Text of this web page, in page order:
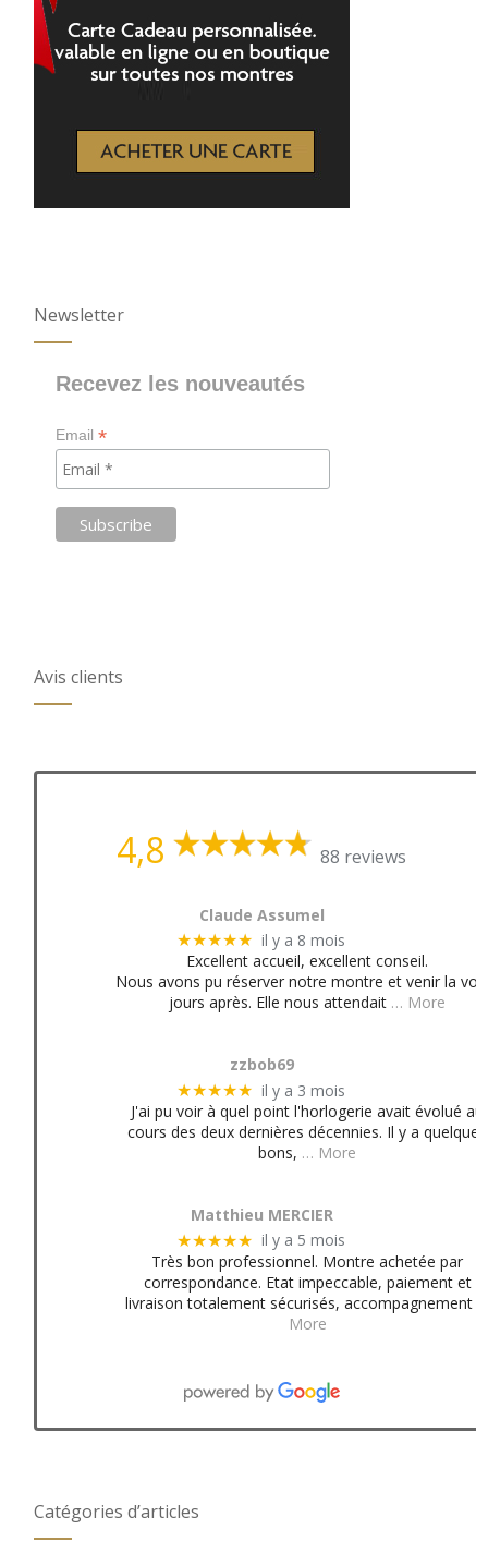
Newsletter
Recevez les nouveautés
Email*
Avis clients
4,8 88 reviews
Claude Assumel
★★★★★ il y a 8 mois
Excellent accueil, excellent conseil.
Nous avons pu réserver notre montre et venir la
jours après. Elle nous attendait … More
zzbob69
★★★★★ il y a 3 mois
J'ai pu voir à quel point l'horlogerie avait évolué au
cours des deux dernières décennies. Il y a quelques
bons, … More
Matthieu MERCIER
★★★★★ il y a 5 mois
Très bon professionnel. Montre achetée par
correspondance. Etat impeccable, paiement et
livraison totalement sécurisés, accompagnement
More
Catégories d’articles